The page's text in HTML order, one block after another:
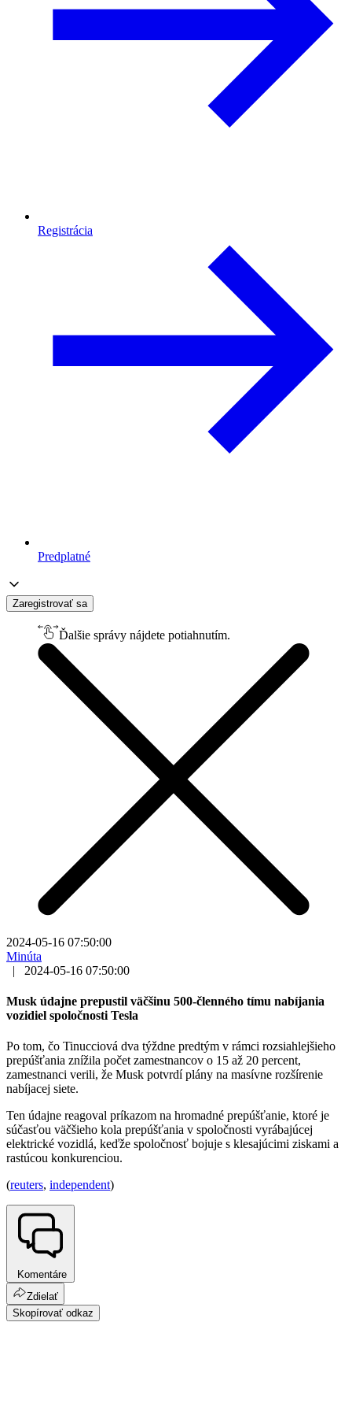
Registrácia
Predplatné
Zaregistrovať sa
Ďalšie správy nájdete potiahnutím.
2024-05-16 07:50:00
Minúta
|
2024-05-16 07:50:00
Musk údajne prepustil väčšinu 500-členného tímu nabíjania
vozidiel spoločnosti Tesla
Po tom, čo Tinucciová dva týždne predtým v rámci rozsiahlejšieho
prepúšťania znížila počet zamestnancov o 15 až 20 percent,
zamestnanci verili, že Musk potvrdí plány na masívne rozšírenie
nabíjacej siete.
Ten údajne reagoval príkazom na hromadné prepúšťanie, ktoré je
súčasťou väčšieho kola prepúšťania v spoločnosti vyrábajúcej
elektrické vozidlá, keďže spoločnosť bojuje s klesajúcimi ziskami a
rastúcou konkurenciou.
(reuters, independent)
Komentáre
Zdielať
Skopírovať odkaz